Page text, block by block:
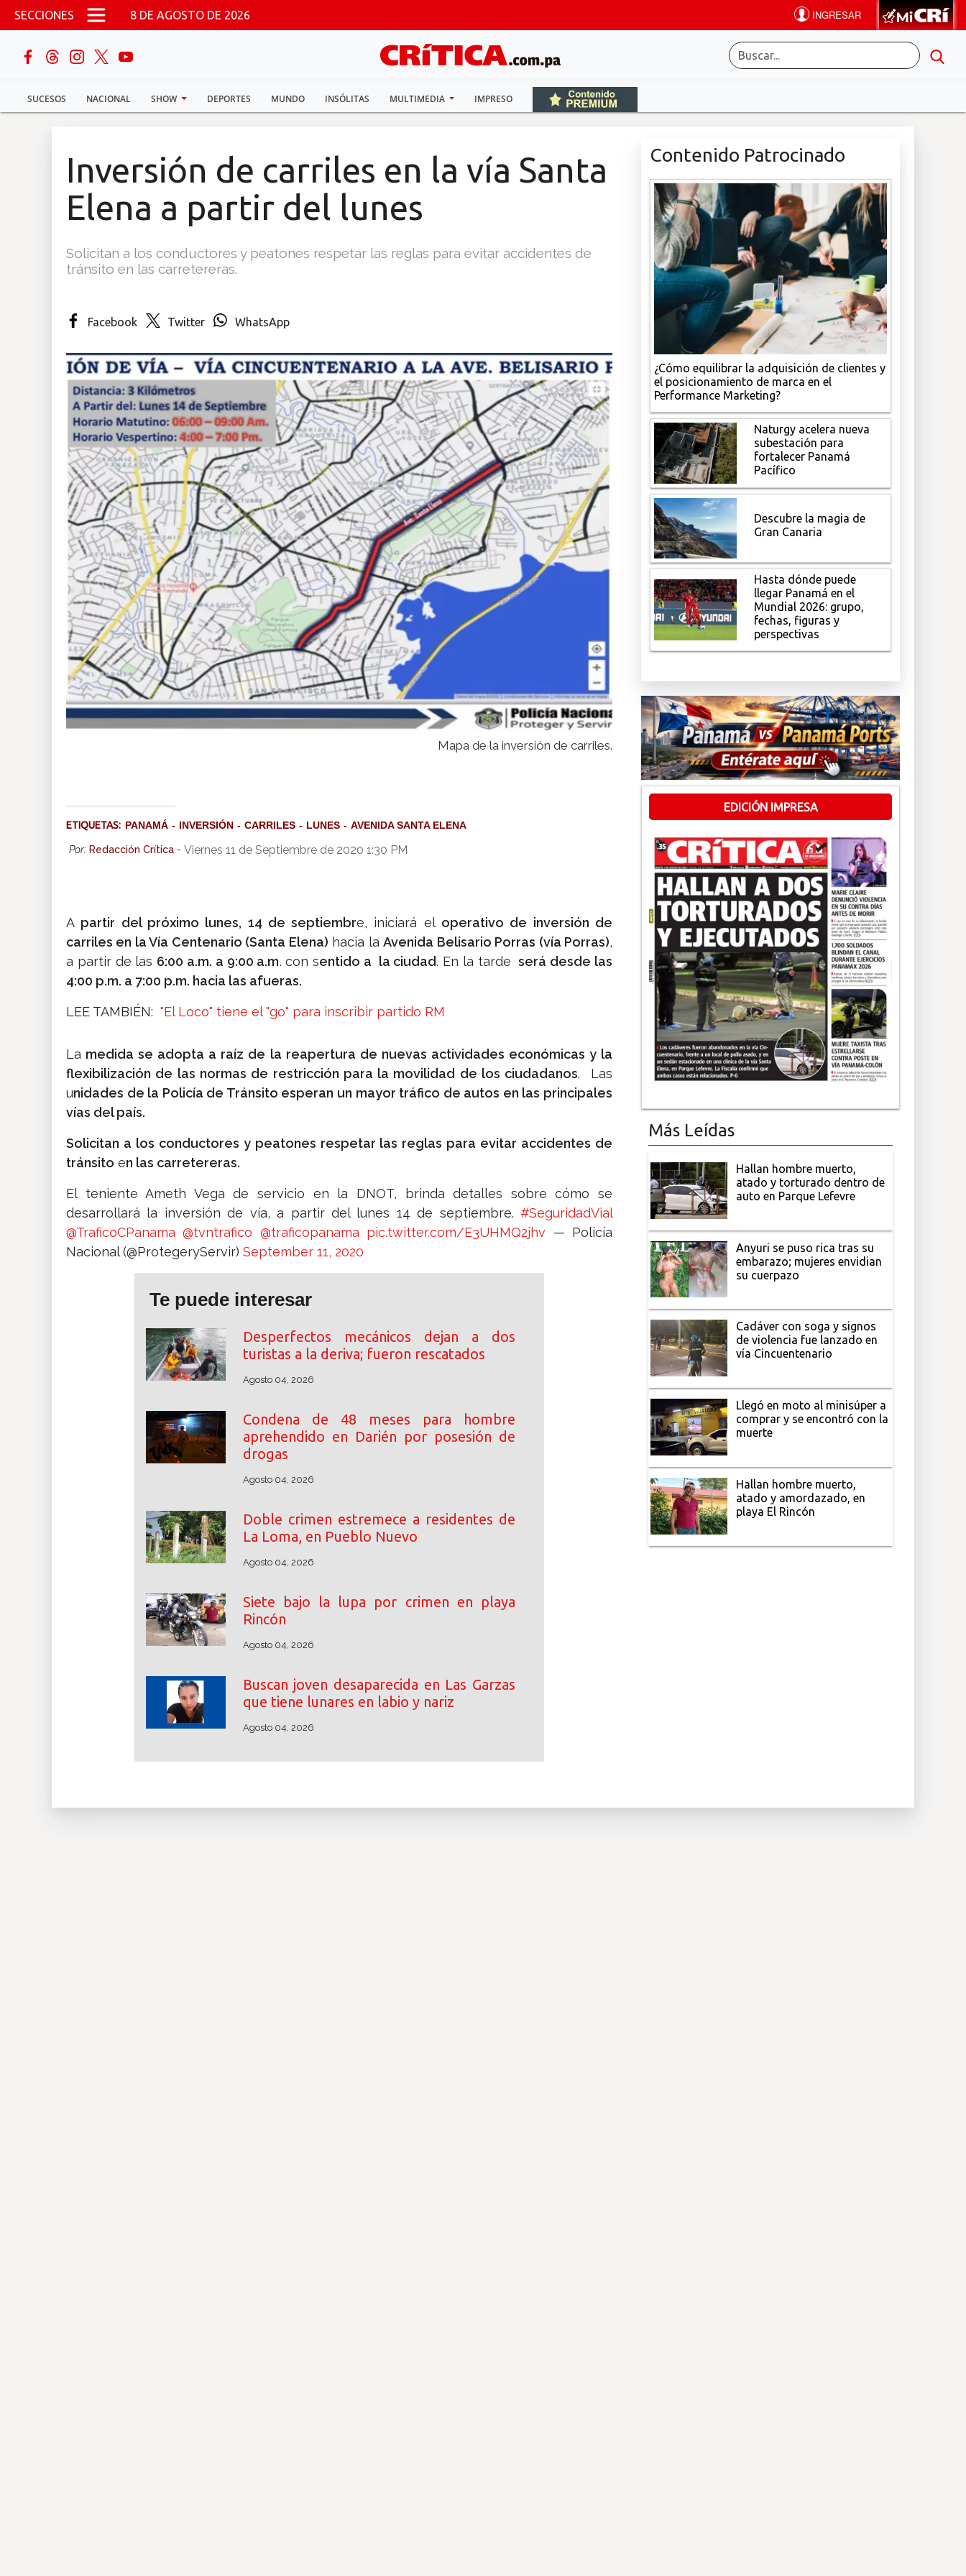
Pasar al contenido principal
SECCIONES 8 DE AGOSTO DE 2026
SUCESOS NACIONAL SHOW DEPORTES MUNDO INSÓLITAS MULTIMEDIA IMPRESO
buscar
Sucesos
Multimedia
Inversión de carriles en la vía Santa
Elena a partir del lunes
Solicitan a los conductores y peatones respetar las reglas para evitar accidentes de
tránsito en las carretereras.
Facebook Twitter WhatsApp
Mapa de la inversión de carriles.
ETIQUETAS: PANAMÁ INVERSIÓN CARRILES LUNES AVENIDA SANTA ELENA
Por: Redacción Crítica - Viernes 11 de Septiembre de 2020 1:30 PM
A partir del próximo lunes, 14 de septiembre, iniciará el operativo de inversión de
carriles en la Vía Centenario (Santa Elena) hacia laAvenida Belisario Porras (vía Porras),
a partir de las 6:00 a.m. a 9:00 a.m. con sentido a la ciudad. En la tarde será desde las
4:00 p.m. a 7:00 p.m. hacia las afueras.
LEE TAMBIÉN: "El Loco" tiene el "go" para inscribir partido RM
La medida se adopta a raíz de la reapertura de nuevas actividades económicas y la
flexibilización de las normas de restricción para la movilidad de los ciudadanos. Las
unidades de la Policía de Tránsito esperan un mayor tráfico de autos en las principales
vías del país.
Solicitan a los conductores y peatones respetar las reglas para evitar accidentes de
tránsito en las carretereras.
El teniente Ameth Vega de servicio en la DNOT, brinda detalles sobre cómo se
desarrollará la inversión de vía, a partir del lunes 14 de septiembre. #SeguridadVial
@TraficoCPanama @tvntrafico @traficopanama pic.twitter.com/E3UHMQ2jhv — Policía
Nacional (@ProtegeryServir) September 11, 2020
Te puede interesar
Desperfectos mecánicos dejan a dos
turistas a la deriva; fueron rescatados
Agosto 04, 2026
Condena de 48 meses para hombre
aprehendido en Darién por posesión de
drogas
Agosto 04, 2026
Doble crimen estremece a residentes de
La Loma, en Pueblo Nuevo
Agosto 04, 2026
Siete bajo la lupa por crimen en playa
Rincón
Agosto 04, 2026
Buscan joven desaparecida en Las Garzas
que tiene lunares en labio y nariz
Agosto 04, 2026
Contenido Patrocinado
¿Cómo equilibrar la adquisición de clientes y
el posicionamiento de marca en el
Performance Marketing?
Naturgy acelera nueva
subestación para
fortalecer Panamá
Pacífico
Descubre la magia de
Gran Canaria
Hasta dónde puede
llegar Panamá en el
Mundial 2026: grupo,
fechas, figuras y
perspectivas
EDICIÓN IMPRESA
Más Leídas
Hallan hombre muerto,
atado y torturado dentro de
auto en Parque Lefevre
Anyuri se puso rica tras su
embarazo; mujeres envidian
su cuerpazo
Cadáver con soga y signos
de violencia fue lanzado en
vía Cincuentenario
Llegó en moto al minisúper a
comprar y se encontró con la
muerte
Hallan hombre muerto,
atado y amordazado, en
playa El Rincón